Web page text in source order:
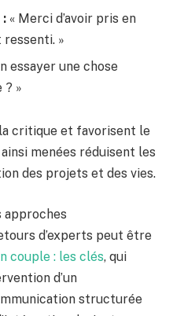
: « Merci d’avoir pris en
ressenti. »
essayer une chose
»
critique et favorisent le
menées réduisent les
des projets et des vies.
approches
d’experts peut être
couple : les clés, qui
d’un
structurée